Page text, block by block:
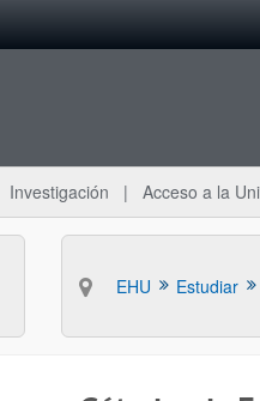
Investigación Acceso a la
EHU Estudiar